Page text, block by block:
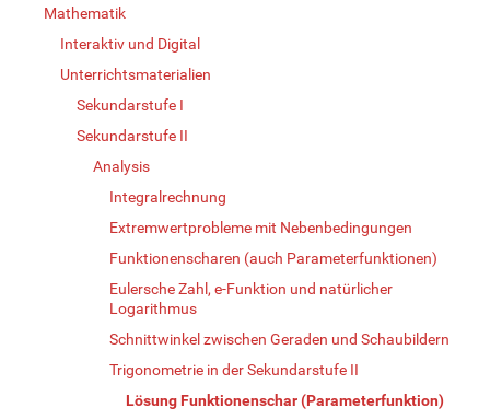
Mathematik
Interaktiv und Digital
Unterrichtsmaterialien
Sekundarstufe I
Sekundarstufe II
Analysis
Integralrechnung
Extremwertprobleme mit Nebenbedingungen
Funktionenscharen (auch Parameterfunktionen)
Eulersche Zahl, e-Funktion und natürlicher
Logarithmus
Schnittwinkel zwischen Geraden und Schaubildern
Trigonometrie in der Sekundarstufe II
Lösung Funktionenschar (Parameterfunktion)